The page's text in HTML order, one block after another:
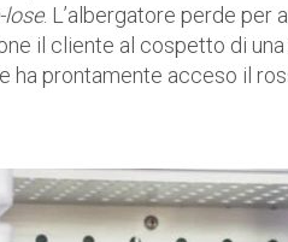
lose. L’albergatore perde per
il cliente al cospetto di
ha prontamente acceso il